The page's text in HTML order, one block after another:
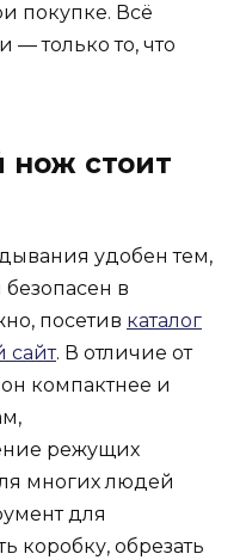
покупке. Всё
— только то, что
нож стоит
удобен тем,
безопасен в
посетив каталог
сайт. В отличие от
компактнее и
режущих
многих людей
для
коробку, обрезать